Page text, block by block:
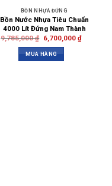
BỒN NHỰA ĐỨNG
Bồn Nước Nhựa Tiêu Chuẩn
4000 Lít Đứng Nam Thành
9,785,000₫ 6,700,000 ₫
MUA HÀNG